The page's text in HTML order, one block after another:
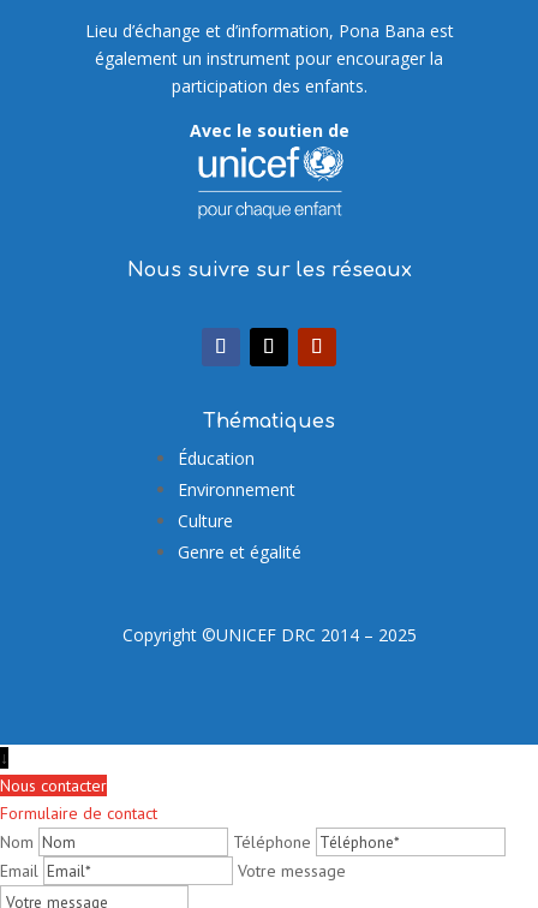
Lieu d’échange et d’information, Pona Bana est
également un instrument pour encourager la
participation des enfants.
Avec le soutien de
Nous suivre sur les réseaux
Thématiques
Éducation
Environnement
Culture
Genre et égalité
Copyright ©UNICEF DRC 2014 – 2025
↓
Nous contacter
Formulaire de contact
Nom
Téléphone
Email
Votre message